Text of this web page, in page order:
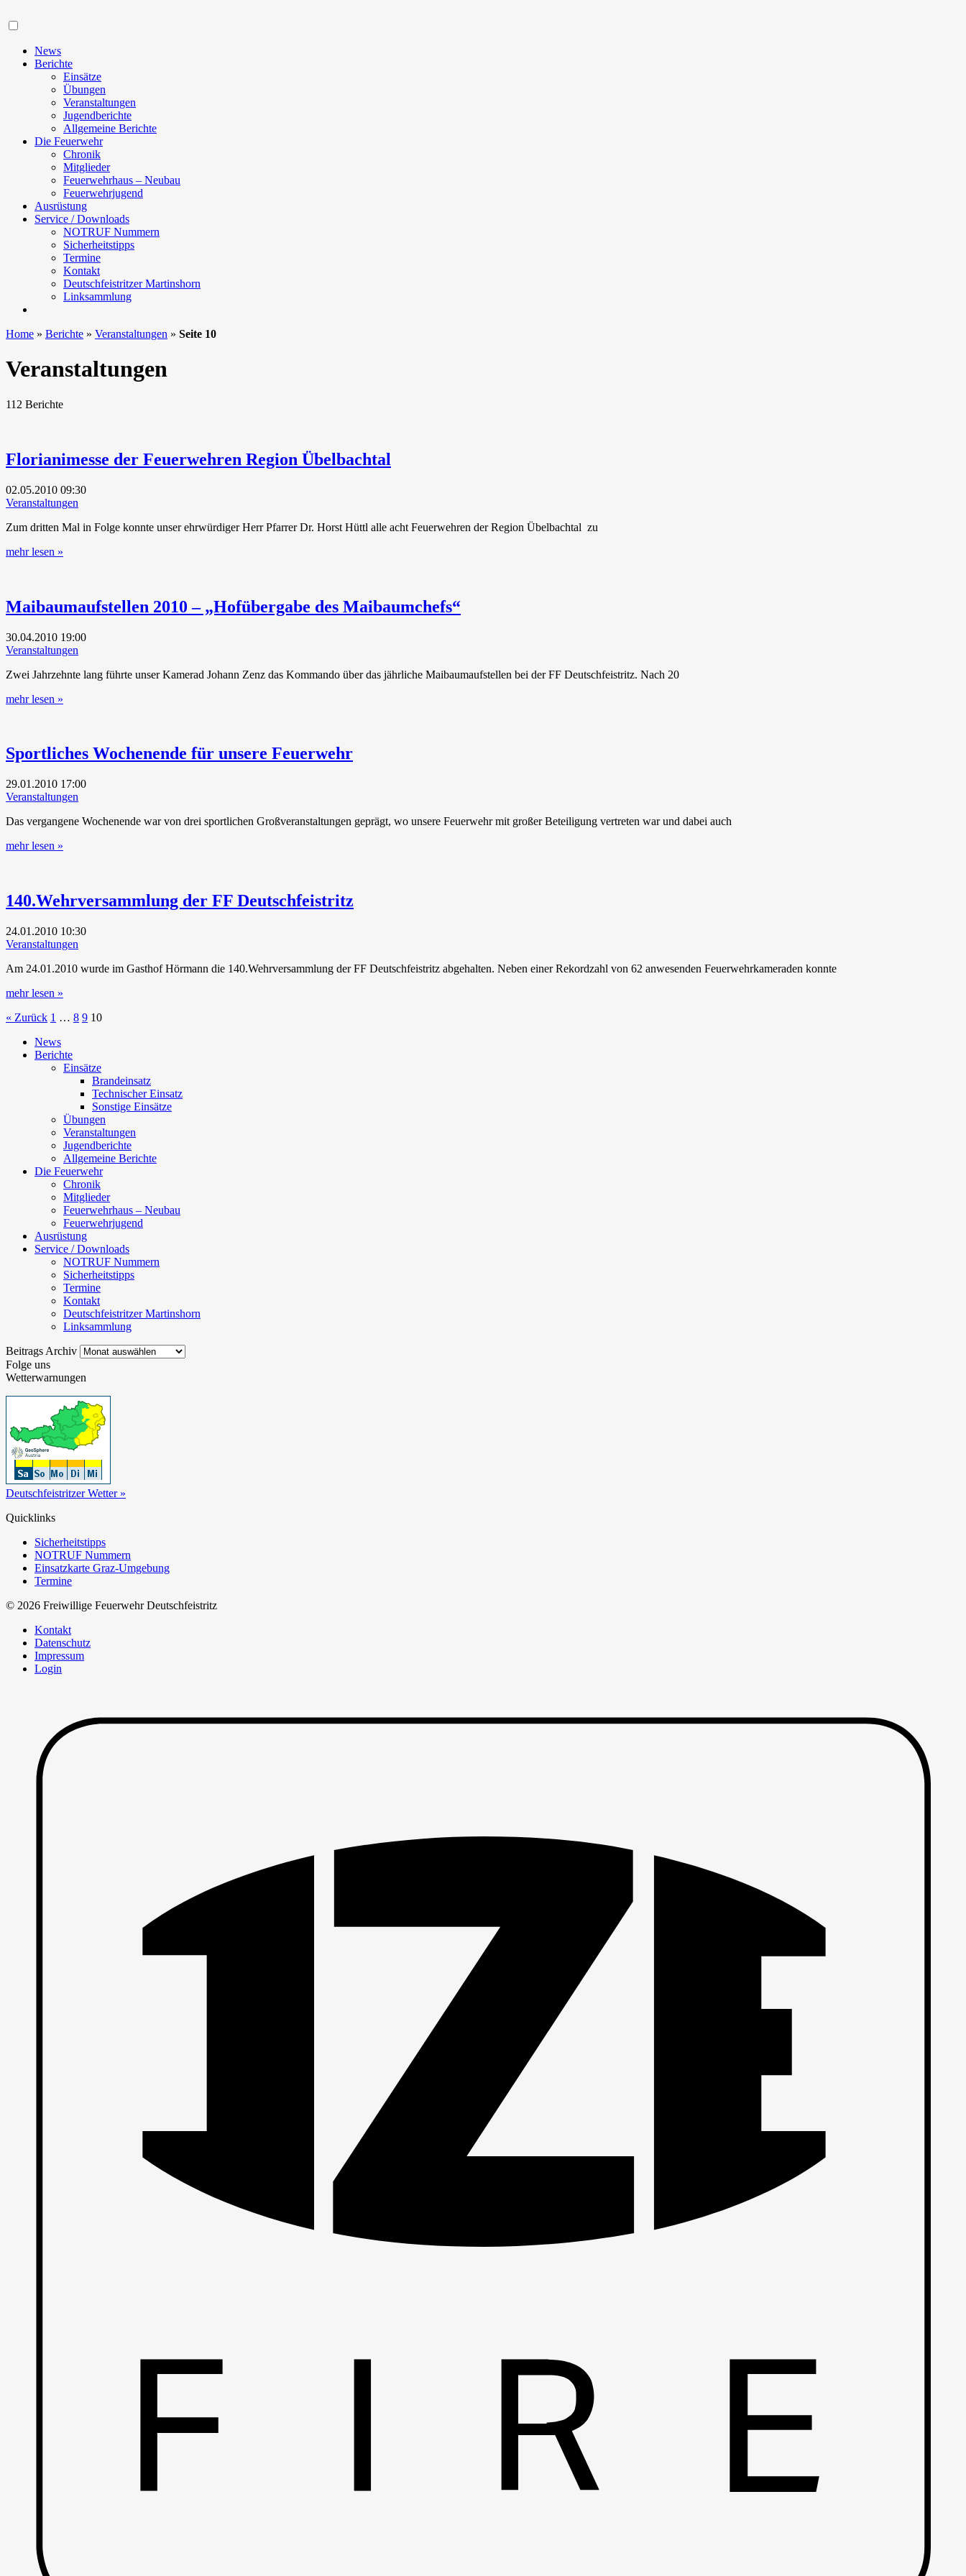
News
Berichte
Einsätze
Übungen
Veranstaltungen
Jugendberichte
Allgemeine Berichte
Die Feuerwehr
Chronik
Mitglieder
Feuerwehrhaus – Neubau
Feuerwehrjugend
Ausrüstung
Service / Downloads
NOTRUF Nummern
Sicherheitstipps
Termine
Kontakt
Deutschfeistritzer Martinshorn
Linksammlung
Home » Berichte » Veranstaltungen » Seite 10
Veranstaltungen
112 Berichte
Florianimesse der Feuerwehren Region Übelbachtal
02.05.2010 09:30
Veranstaltungen
Zum dritten Mal in Folge konnte unser ehrwürdiger Herr Pfarrer Dr. Horst Hüttl alle acht Feuerwehren der Region Übelbachtal zu
mehr lesen »
Maibaumaufstellen 2010 – „Hofübergabe des Maibaumchefs“
30.04.2010 19:00
Veranstaltungen
Zwei Jahrzehnte lang führte unser Kamerad Johann Zenz das Kommando über das jährliche Maibaumaufstellen bei der FF Deutschfeistritz. Nach 20
mehr lesen »
Sportliches Wochenende für unsere Feuerwehr
29.01.2010 17:00
Veranstaltungen
Das vergangene Wochenende war von drei sportlichen Großveranstaltungen geprägt, wo unsere Feuerwehr mit großer Beteiligung vertreten war und dabei auch
mehr lesen »
140.Wehrversammlung der FF Deutschfeistritz
24.01.2010 10:30
Veranstaltungen
Am 24.01.2010 wurde im Gasthof Hörmann die 140.Wehrversammlung der FF Deutschfeistritz abgehalten. Neben einer Rekordzahl von 62 anwesenden Feuerwehrkameraden konnte
mehr lesen »
« Zurück 1 … 8 9 10
News
Berichte
Einsätze
Brandeinsatz
Technischer Einsatz
Sonstige Einsätze
Übungen
Veranstaltungen
Jugendberichte
Allgemeine Berichte
Die Feuerwehr
Chronik
Mitglieder
Feuerwehrhaus – Neubau
Feuerwehrjugend
Ausrüstung
Service / Downloads
NOTRUF Nummern
Sicherheitstipps
Termine
Kontakt
Deutschfeistritzer Martinshorn
Linksammlung
Beitrags Archiv Beitrags
Folge uns
Wetterwarnungen
Deutschfeistritzer Wetter »
Quicklinks
Sicherheitstipps
NOTRUF Nummern
Einsatzkarte Graz-Umgebung
Termine
© 2026 Freiwillige Feuerwehr Deutschfeistritz
Kontakt
Datenschutz
Impressum
Login